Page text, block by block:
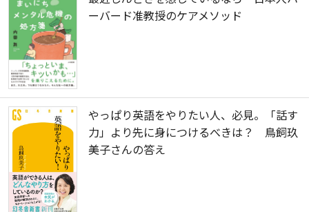
ーバード准教授のケアメソッド
やっぱり英語をやりたい人、必見。「話す
力」より先に身につけるべきは？ 鳥飼玖
美子さんの答え